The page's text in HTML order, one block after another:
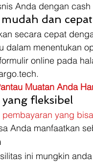
Anda dengan
dan cepat
secara cepat
dalam menentukan
online pada
Muatan Anda
fleksibel
pembayaran yang
Anda manfaatkan
ini mungkin